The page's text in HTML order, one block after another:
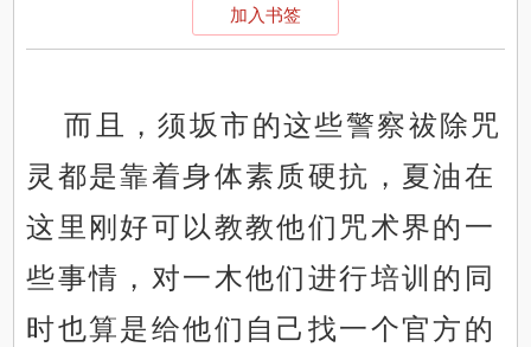
加入书签
而且，须坂市的这些警察祓除咒
灵都是靠着身体素质硬抗，夏油在
这里刚好可以教教他们咒术界的一
些事情，对一木他们进行培训的同
时也算是给他们自己找一个官方的